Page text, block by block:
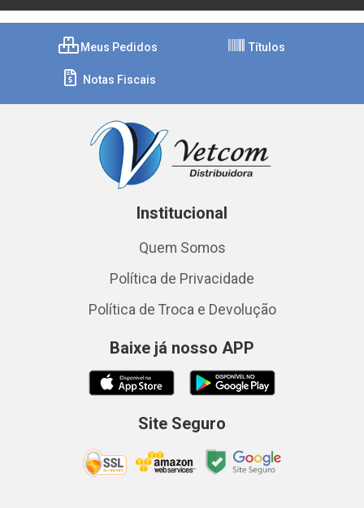
Meus Pedidos Títulos
Notas Fiscais
Institucional
Quem Somos
Política de Privacidade
Política de Troca e Devolução
Baixe já nosso APP
Site Seguro